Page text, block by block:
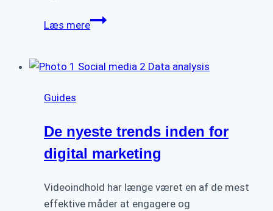
Læs mereEffektiv
øvede:
din
brand
Guides
De nyeste trends inden for
digital marketing
Videoindhold har længe været en af de mest
effektive måder at engagere og